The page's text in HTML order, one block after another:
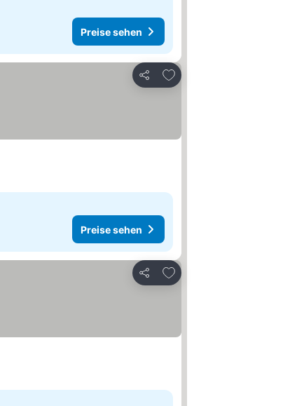
Preise sehen
Teilen
Zu Favoriten hinzufügen
Preise sehen
Teilen
Zu Favoriten hinzufügen